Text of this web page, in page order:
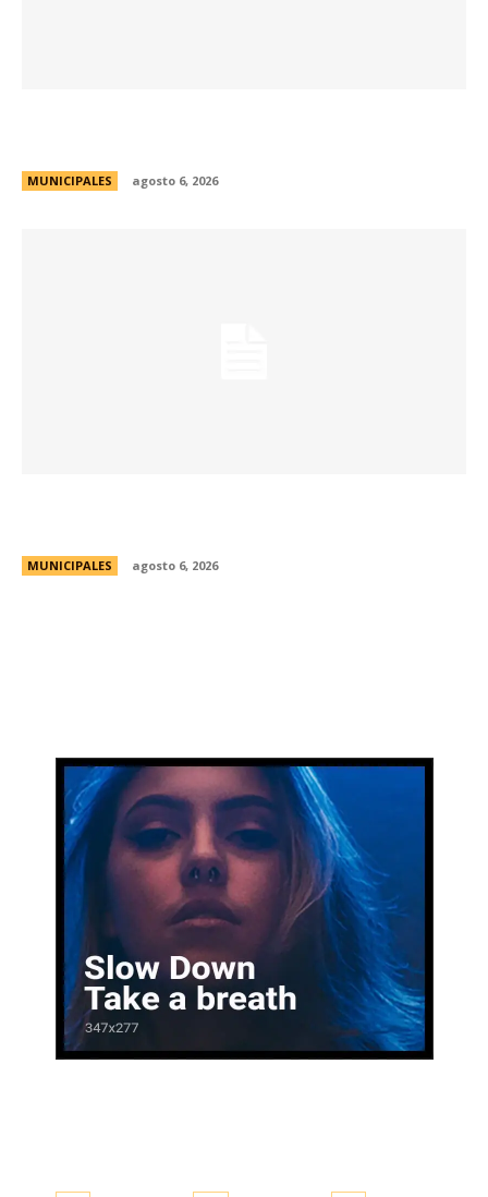
MUNICIPALES agosto 6, 2026
MUNICIPALES agosto 6, 2026